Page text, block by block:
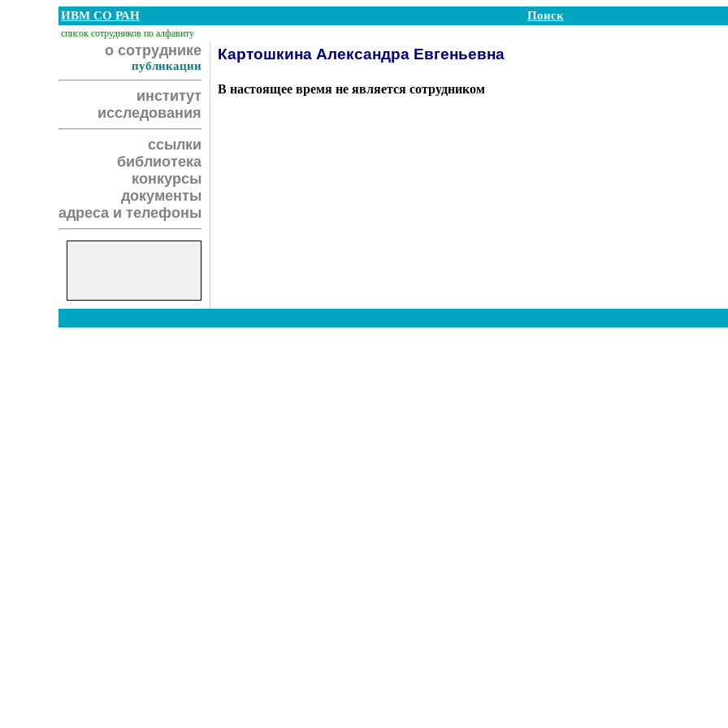
ИВМ СО РАН Поиск
список сотрудников по алфавиту
о сотруднике
публикации
институт
исследования
ссылки
библиотека
конкурсы
документы
адреса и телефоны
Картошкина Александра Евгеньевна
В настоящее время не является сотрудником